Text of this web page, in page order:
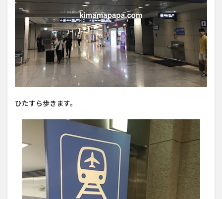
ひたすら歩きます。